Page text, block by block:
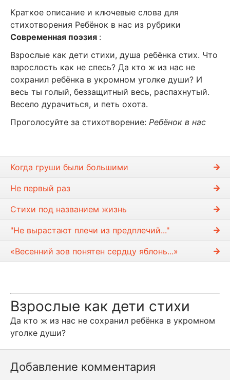
Краткое описание и ключевые слова для
стихотворения Ребёнок в нас из рубрики
Современная поэзия :
Взрослые как дети стихи, душа ребёнка стих. Что
взрослость как не спесь? Да кто ж из нас не
сохранил ребёнка в укромном уголке души? И
весь ты голый, беззащитный весь, распахнутый.
Весело дурачиться, и петь охота.
Проголосуйте за стихотворение: Ребёнок в нас
Когда груши были большими
Не первый раз
Стихи под названием жизнь
"Не вырастают плечи из предплечий..."
«Весенний зов понятен сердцу яблонь...»
Взрослые как дети стихи
Да кто ж из нас не сохранил ребёнка в укромном
уголке души?
Добавление комментария